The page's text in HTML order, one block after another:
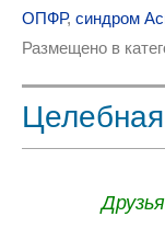
ОПФР, синдром
Размещено в